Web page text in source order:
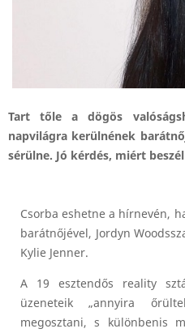
Tart tőle a dögös
napvilágra kerülnének
sérülne. Jó kérdés, miért
Csorba eshetne a hírnevén,
barátnőjével, Jordyn
Kylie Jenner.
A 19 esztendős reality
üzeneteik „annyira
megosztani, s különbenis